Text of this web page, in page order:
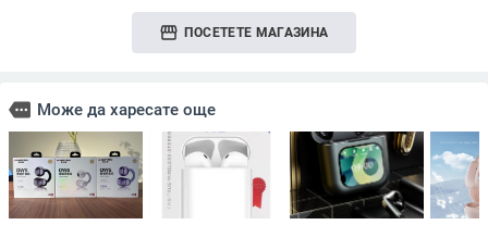
storefront ПОСЕТЕТЕ МАГАЗИНА
more Може да харесате още